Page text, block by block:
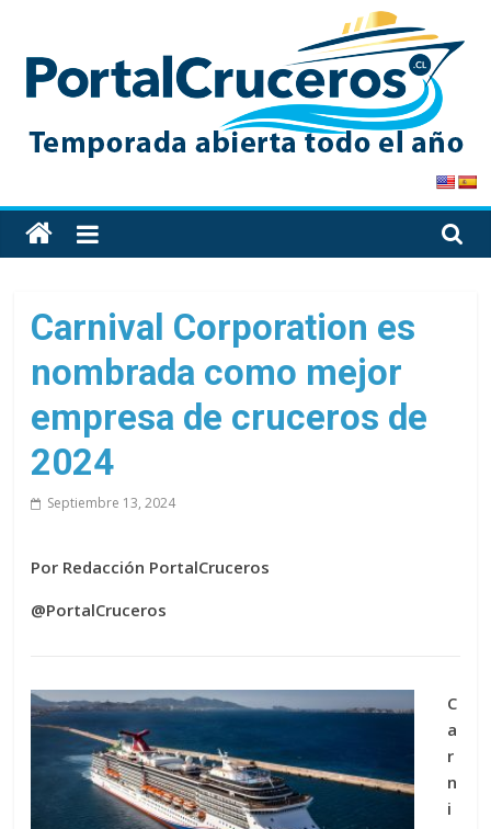
content
PortalCruceros
Toda
la
de
cruceros
en
un
solo
sitio
Carnival Corporation es
nombrada como mejor
empresa de cruceros de
2024
Septiembre 13, 2024
Por Redacción PortalCruceros
@PortalCruceros
C
a
r
n
i